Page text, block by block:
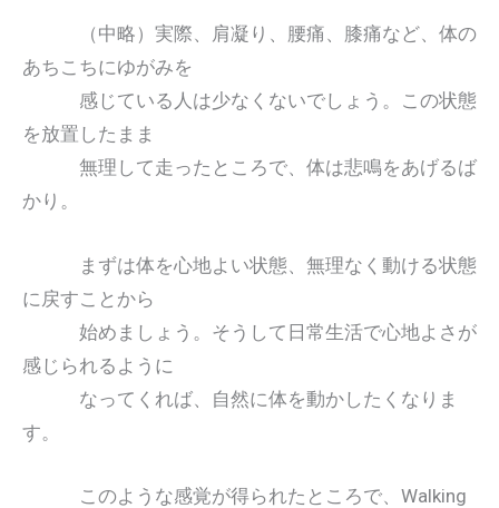
（中略）実際、肩凝り、腰痛、膝痛など、体の
あちこちにゆがみを
感じている人は少なくないでしょう。この状態
を放置したまま
無理して走ったところで、体は悲鳴をあげるば
かり。
まずは体を心地よい状態、無理なく動ける状態
に戻すことから
始めましょう。そうして日常生活で心地よさが
感じられるように
なってくれば、自然に体を動かしたくなりま
す。
このような感覚が得られたところで、Walking